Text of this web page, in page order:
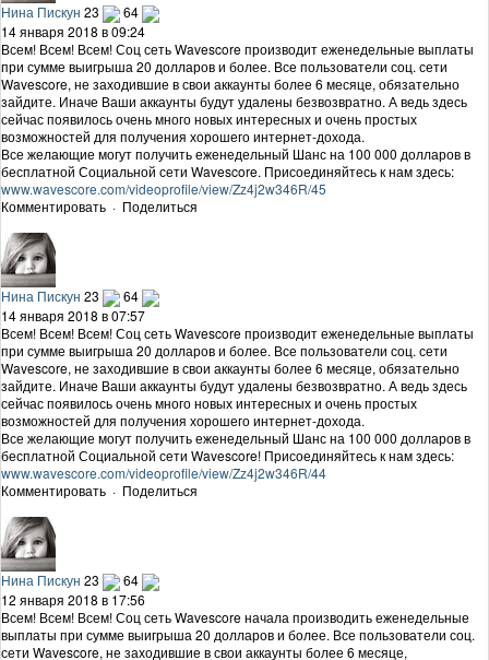
Нина Пискун 23
64
14 января 2018 в 09:24
Всем! Всем! Всем! Соц сеть Wavescore производит еженедельные выплаты
при сумме выигрыша 20 долларов и более. Все пользователи соц. сети
Wavescore, не заходившие в свои аккаунты более 6 месяце, обязательно
зайдите. Иначе Ваши аккаунты будут удалены безвозвратно. А ведь здесь
сейчас появилось очень много новых интересных и очень простых
возможностей для получения хорошего интернет-дохода.
Все желающие могут получить еженедельный Шанс на 100 000 долларов в
бесплатной Социальной сети Wavescore. Присоединяйтесь к нам здесь:
www.wavescore.com/videoprofile/view/Zz4j2w346R/45
Комментировать · Поделиться
Нина Пискун 23
64
14 января 2018 в 07:57
Всем! Всем! Всем! Соц сеть Wavescore производит еженедельные выплаты
при сумме выигрыша 20 долларов и более. Все пользователи соц. сети
Wavescore, не заходившие в свои аккаунты более 6 месяце, обязательно
зайдите. Иначе Ваши аккаунты будут удалены безвозвратно. А ведь здесь
сейчас появилось очень много новых интересных и очень простых
возможностей для получения хорошего интернет-дохода.
Все желающие могут получить еженедельный Шанс на 100 000 долларов в
бесплатной Социальной сети Wavescore! Присоединяйтесь к нам здесь:
www.wavescore.com/videoprofile/view/Zz4j2w346R/44
Комментировать · Поделиться
Нина Пискун 23
64
12 января 2018 в 17:56
Всем! Всем! Всем! Соц сеть Wavescore начала производить еженедельные
выплаты при сумме выигрыша 20 долларов и более. Все пользователи соц.
сети Wavescore, не заходившие в свои аккаунты более 6 месяце,